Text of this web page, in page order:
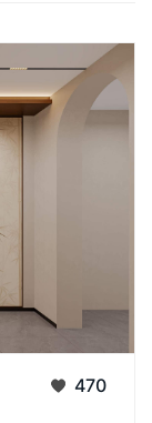
务设计为核
470